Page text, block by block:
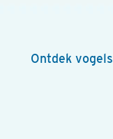
Ontdek vogels